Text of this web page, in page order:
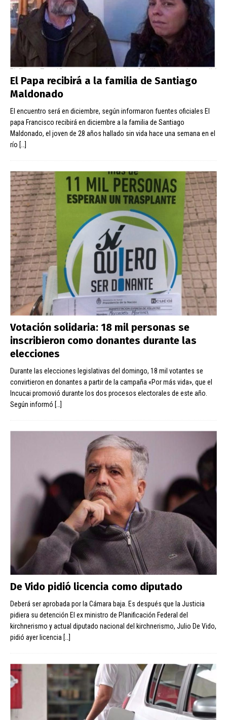
El Papa recibirá a la familia de Santiago
Maldonado
El encuentro será en diciembre, según informaron fuentes oficiales El
papa Francisco recibirá en diciembre a la familia de Santiago
Maldonado, el joven de 28 años hallado sin vida hace una semana en el
río […]
Votación solidaria: 18 mil personas se
inscribieron como donantes durante las
elecciones
Durante las elecciones legislativas del domingo, 18 mil votantes se
convirtieron en donantes a partir de la campaña «Por más vida», que el
Incucai promovió durante los dos procesos electorales de este año.
Según informó […]
De Vido pidió licencia como diputado
Deberá ser aprobada por la Cámara baja. Es después que la Justicia
pidiera su detención El ex ministro de Planificación Federal del
kirchnerismo y actual diputado nacional del kirchnerismo, Julio De Vido,
pidió ayer licencia […]